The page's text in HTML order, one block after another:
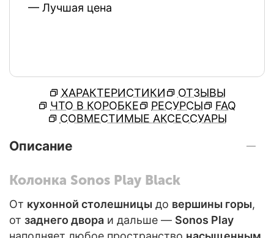
— Лучшая цена
ХАРАКТЕРИСТИКИ
ОТЗЫВЫ
ЧТО В КОРОБКЕ
РЕСУРСЫ
FAQ
СОВМЕСТИМЫЕ АКСЕССУАРЫ
Описание
Колонка Sonos Play Black
Колонка Sonos Play Black —
От кухонной столешницы до вершины горы,
от заднего двора и дальше — Sonos Play